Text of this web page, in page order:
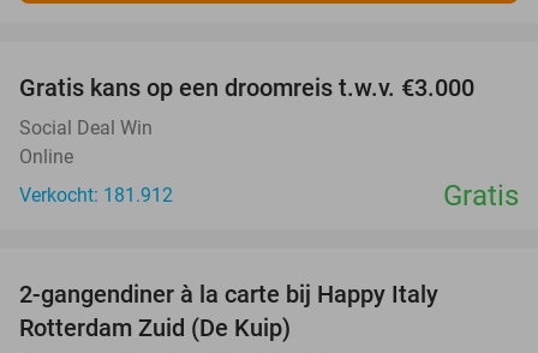
Gratis kans op een droomreis t.w.v. €3.000
Social Deal Win
Online
Verkocht: 181.912
Gratis
2-gangendiner à la carte bij Happy Italy
Rotterdam Zuid (De Kuip)